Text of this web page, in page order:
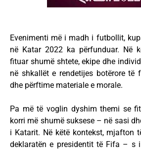
Evenimenti më i madh i futbollit,
në Katar 2022 ka përfunduar. Në
fituar shumë shtete, ekipe dhe
në shkallët e rendetijes botërore të
dhe përftime materiale e morale.
Pa më të voglin dyshim themi se
korri më shumë suksese – në sasi
i Katarit. Në këtë kontekst, mjafton
deklaratën e presidentit të Fifa – s